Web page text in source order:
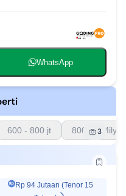
WhatsApp
600 - 800 jt 800 - 1 Milyar
3
Rp 94 Jutaan (Tenor 15